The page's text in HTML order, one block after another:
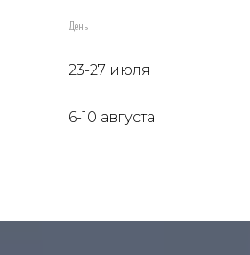
День
23-27 июля
6-10 августа